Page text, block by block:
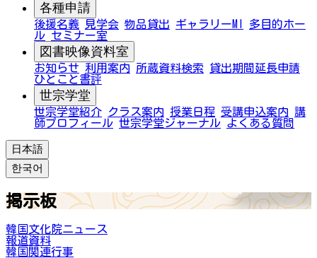
各種申請
後援名義 見学会 物品貸出 ギャラリーMI
多目的ホー
ル セミナー室
図書映像資料室
お知らせ 利用案内 所蔵資料検索
貸出期間延長申請
ひとこと書評
世宗学堂
世宗学堂紹介 クラス案内 授業日程 受講申込案内 講
師プロフィール 世宗学堂ジャーナル よくある質問
日本語
한국어
掲示板
韓国文化院ニュース
報道資料
韓国関連行事